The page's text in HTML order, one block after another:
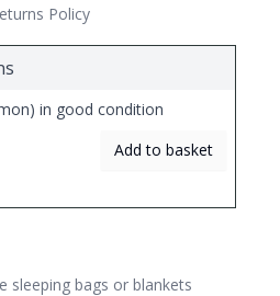
Policy
in good condition
Add to basket
sleeping bags or blankets